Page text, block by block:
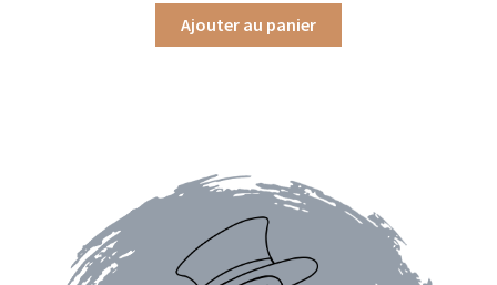
Conditionnements épices
Boîtes à épices
Ajouter au panier